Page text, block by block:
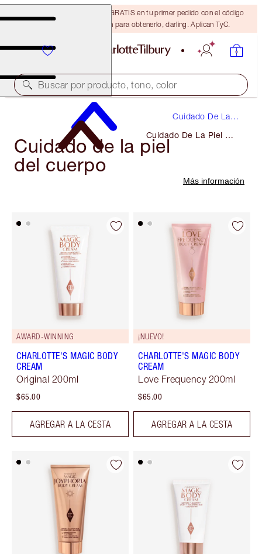
15% de descuento + ENVÍO GRATIS en tu primer pedido con el código
DARLING15. Inicia sesión para obtenerlo, darling. Aplican TyC.
Buscar por producto, tono, color
Cuidado De La
Cuidado De La Piel Del
Cuerpo
Cuidado de la piel
del cuerpo
Más información
AWARD-WINNING
CHARLOTTE'S MAGIC BODY
CREAM
Original 200ml
$65.00
AGREGAR A LA CESTA
¡NUEVO!
CHARLOTTE'S MAGIC BODY
CREAM
Love Frequency 200ml
$65.00
AGREGAR A LA CESTA